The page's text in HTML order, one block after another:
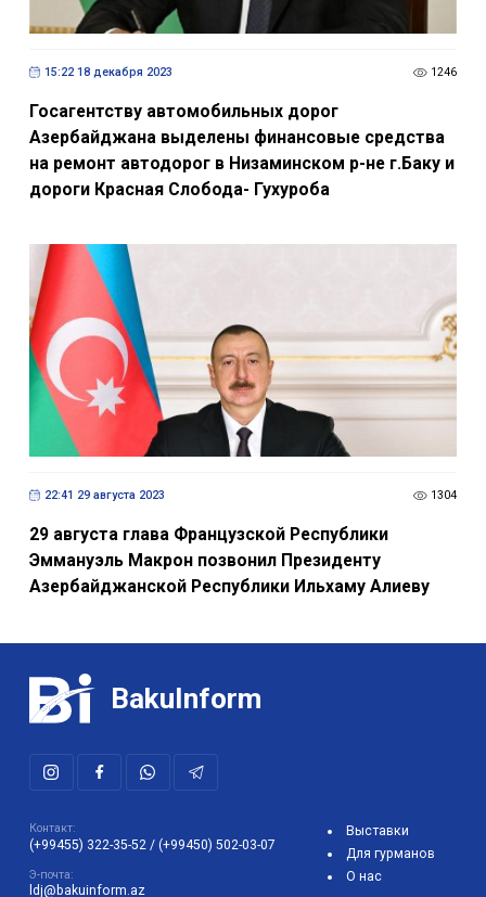
15:22 18 декабря 2023 1246
Госагентству автомобильных дорог
Азербайджана выделены финансовые средства
на ремонт автодорог в Низаминском р-не г.Баку и
дороги Красная Слобода- Гухуроба
22:41 29 августа 2023 1304
29 августа глава Французской Республики
Эммануэль Макрон позвонил Президенту
Азербайджанской Республики Ильхаму Алиеву
BakuInform
Контакт:
(+99455) 322-35-52 / (+99450) 502-03-07
Э-почта:
ldj@bakuinform.az
Выставки
Для гурманов
О нас